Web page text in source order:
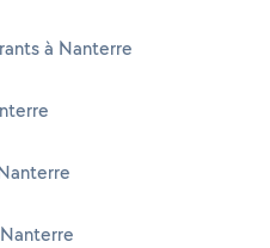
à Nanterre